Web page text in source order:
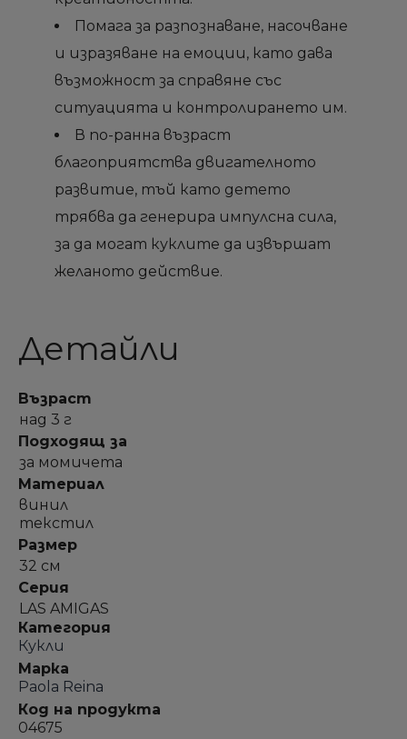
Създай нов списък
Отмени Създай списък
Отмени Sign in
Създай нов списък
Отмени Създай списък
Отмени Sign in
Помага за разпознаване, насочване
и изразяване на емоции, като дава
възможност за справяне със
ситуацията и контролирането им.
В по-ранна възраст
благоприятства двигателното
развитие, тъй като детето
трябва да генерира импулсна сила,
за да могат куклите да извършат
желаното действие.
Детайли
Възраст
над 3 г
Подходящ за
за момичета
Материал
винил
текстил
Размер
32 см
Серия
LAS AMIGAS
Категория
Кукли
Марка
Paola Reina
Код на продукта
04675